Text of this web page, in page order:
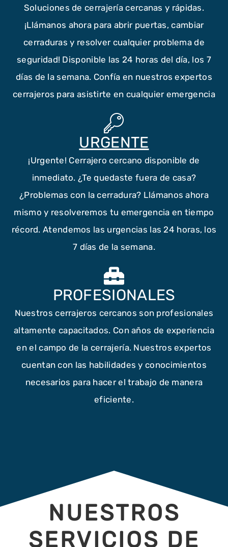
Soluciones de cerrajería cercanas y rápidas.
¡Llámanos ahora para abrir puertas, cambiar
cerraduras y resolver cualquier problema de
seguridad! Disponible las 24 horas del día, los 7
días de la semana. Confía en nuestros expertos
cerrajeros para asistirte en cualquier emergencia
URGENTE
¡Urgente! Cerrajero cercano disponible de
inmediato. ¿Te quedaste fuera de casa?
¿Problemas con la cerradura? Llámanos ahora
mismo y resolveremos tu emergencia en tiempo
récord. Atendemos las urgencias las 24 horas, los
7 días de la semana.
PROFESIONALES
Nuestros cerrajeros cercanos son profesionales
altamente capacitados. Con años de experiencia
en el campo de la cerrajería. Nuestros expertos
cuentan con las habilidades y conocimientos
necesarios para hacer el trabajo de manera
eficiente.
NUESTROS
SERVICIOS DE